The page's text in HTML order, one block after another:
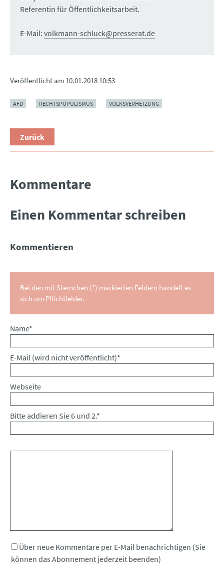
Referentin für Öffentlichkeitsarbeit.
E-Mail: volkmann-schluck@presserat.de
Veröffentlicht am 10.01.2018 10:53
AFD RECHTSPOPULISMUS VOLKSVERHETZUNG
Zurück
Kommentare
Einen Kommentar schreiben
Kommentieren
Bei den mit Sternchen (*) markierten Feldern handelt es
sich um Pflichtfelder.
Pflichtfeld
Name*
Pflichtfeld
E-Mail (wird nicht veröffentlicht)*
Webseite
Bitte addieren Sie 6 und 2.*
Über neue Kommentare per E-Mail benachrichtigen (Sie
können das Abonnement jederzeit beenden)